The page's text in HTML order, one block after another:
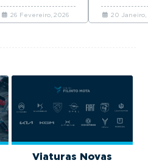
veículos com
RECALL pendente,
26 Fevereiro, 2026
Descubra
marcas que
20 Janeiro,
Viaturas Novas